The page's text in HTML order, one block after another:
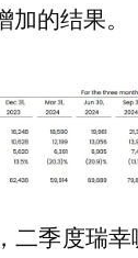
的结果。
二季度瑞